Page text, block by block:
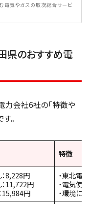
電気やガスの取次総合サービ
県のおすすめ電
力会社6社の「特徴や
。
特徴
8,228円
11,722円
15,984円
・東北電
・電気使
・環境に